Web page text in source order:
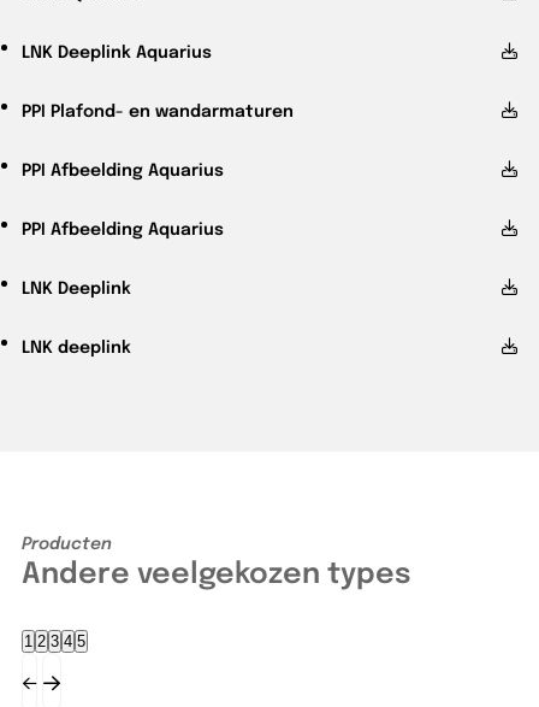
LNK Deeplink Aquarius
PPI Plafond- en wandarmaturen
PPI Afbeelding Aquarius
PPI Afbeelding Aquarius
LNK Deeplink
LNK deeplink
Producten
Andere veelgekozen types
1 2 3 4 5